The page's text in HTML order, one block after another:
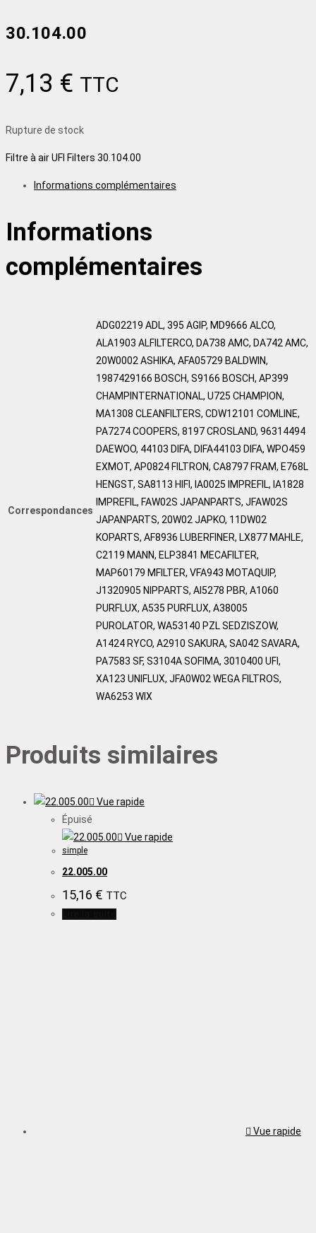
30.104.00
7,13 € TTC
Rupture de stock
Filtre à air UFI Filters 30.104.00
Informations complémentaires
Informations
complémentaires
Correspondances
ADG02219 ADL, 395 AGIP, MD9666 ALCO,
ALA1903 ALFILTERCO, DA738 AMC, DA742 AMC,
20W0002 ASHIKA, AFA05729 BALDWIN,
1987429166 BOSCH, S9166 BOSCH, AP399
CHAMPINTERNATIONAL, U725 CHAMPION,
MA1308 CLEANFILTERS, CDW12101 COMLINE,
PA7274 COOPERS, 8197 CROSLAND, 96314494
DAEWOO, 44103 DIFA, DIFA44103 DIFA, WPO459
EXMOT, AP0824 FILTRON, CA8797 FRAM, E768L
HENGST, SA8113 HIFI, IA0025 IMPREFIL, IA1828
IMPREFIL, FAW02S JAPANPARTS, JFAW02S
JAPANPARTS, 20W02 JAPKO, 11DW02
KOPARTS, AF8936 LUBERFINER, LX877 MAHLE,
C2119 MANN, ELP3841 MECAFILTER,
MAP60179 MFILTER, VFA943 MOTAQUIP,
J1320905 NIPPARTS, AI5278 PBR, A1060
PURFLUX, A535 PURFLUX, A38005
PUROLATOR, WA53140 PZL SEDZISZOW,
A1424 RYCO, A2910 SAKURA, SA042 SAVARA,
PA7583 SF, S3104A SOFIMA, 3010400 UFI,
XA123 UNIFLUX, JFA0W02 WEGA FILTROS,
WA6253 WIX
Produits similaires
Vue rapide
Épuisé
Vue rapide
simple
22.005.00
15,16 € TTC
Vue rapide